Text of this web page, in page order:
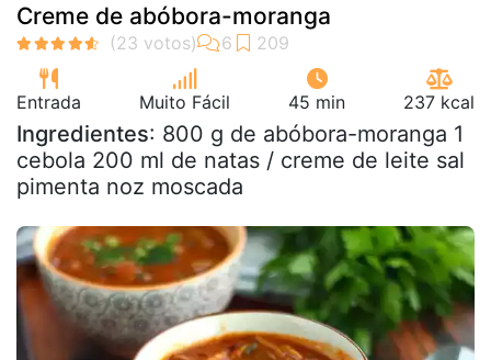
Creme de abóbora-moranga
Entrada Muito Fácil 45 min 237 kcal
Ingredientes: 800 g de abóbora-moranga 1
cebola 200 ml de natas / creme de leite sal
pimenta noz moscada